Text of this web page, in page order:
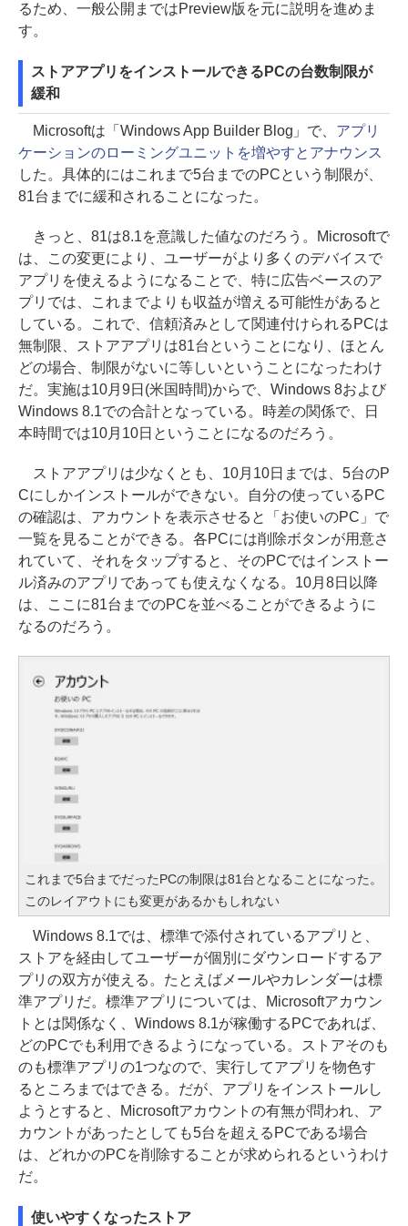
るため、一般公開まではPreview版を元に説明を進めま
す。
ストアアプリをインストールできるPCの台数制限が
緩和
Microsoftは「Windows App Builder Blog」で、 アプリ
ケーションのローミングユニットを増やすとアナウンス
した。具体的にはこれまで5台までのPCという制限が、
81台までに緩和されることになった。
きっと、81は8.1を意識した値なのだろう。Microsoftで
は、この変更により、ユーザーがより多くのデバイスで
アプリを使えるようになることで、特に広告ベースのア
プリでは、これまでよりも収益が増える可能性があると
している。これで、信頼済みとして関連付けられるPCは
無制限、ストアアプリは81台ということになり、ほとん
どの場合、制限がないに等しいということになったわけ
だ。実施は10月9日(米国時間)からで、Windows 8および
Windows 8.1での合計となっている。時差の関係で、日
本時間では10月10日ということになるのだろう。
ストアアプリは少なくとも、10月10日までは、5台のP
Cにしかインストールができない。自分の使っているPC
の確認は、アカウントを表示させると「お使いのPC」で
一覧を見ることができる。各PCには削除ボタンが用意さ
れていて、それをタップすると、そのPCではインストー
ル済みのアプリであっても使えなくなる。10月8日以降
は、ここに81台までのPCを並べることができるように
なるのだろう。
これまで5台までだったPCの制限は81台となることになった。
このレイアウトにも変更があるかもしれない
Windows 8.1では、標準で添付されているアプリと、
ストアを経由してユーザーが個別にダウンロードするア
プリの双方が使える。たとえばメールやカレンダーは標
準アプリだ。標準アプリについては、Microsoftアカウン
トとは関係なく、Windows 8.1が稼働するPCであれば、
どのPCでも利用できるようになっている。ストアそのも
のも標準アプリの1つなので、実行してアプリを物色す
るところまではできる。だが、アプリをインストールし
ようとすると、Microsoftアカウントの有無が問われ、ア
カウントがあったとしても5台を超えるPCである場合
は、どれかのPCを削除することが求められるというわけ
だ。
使いやすくなったストア